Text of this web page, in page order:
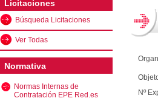
Licitaciones
Búsqueda Licitaciones
Ver Todas
Normativa
Normas Internas de
Contratación EPE Red.es
Nº